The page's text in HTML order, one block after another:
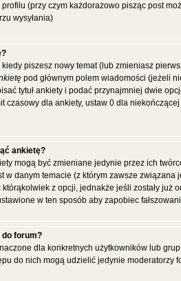
(przy czym każdorazowo pisząc post
wysyłania)
piszesz nowy temat (lub zmieniasz
pod głównym polem wiadomości (jeżeli
tytuł ankiety i podać przynajmniej dwie
czasowy dla ankiety, ustaw 0 dla
ankietę?
mogą być zmieniane jedynie przez ich
w danym temacie (z którym zawsze związana
z opcji, jednakże jeśli zostały już
w ten sposób aby zapobiec
do forum?
dla konkretnych użytkowników lub
do nich mogą udzielić jedynie moderatorzy